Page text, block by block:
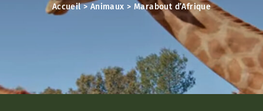
Accueil>Animaux > Marabout d’Afrique